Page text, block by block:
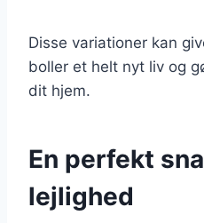
Disse variationer kan
boller et helt nyt liv og
dit hjem.
En perfekt
lejlighed